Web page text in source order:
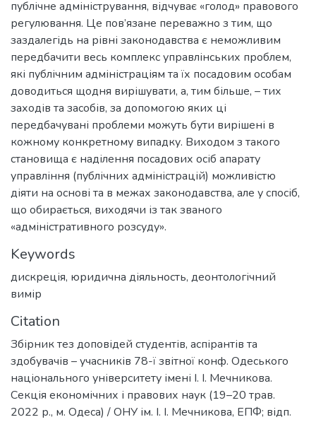
публічне адміністрування, відчуває «голод» правового
регулювання. Це пов’язане переважно з тим, що
заздалегідь на рівні законодавства є неможливим
передбачити весь комплекс управлінських проблем,
які публічним адміністраціям та їх посадовим особам
доводиться щодня вирішувати, а, тим більше, – тих
заходів та засобів, за допомогою яких ці
передбачувані проблеми можуть бути вирішені в
кожному конкретному випадку. Виходом з такого
становища є наділення посадових осіб апарату
управління (публічних адміністрацій) можливістю
діяти на основі та в межах законодавства, але у спосіб,
що обирається, виходячи із так званого
«адміністративного розсуду».
Keywords
дискреція, юридична діяльность, деонтологічний
вимір
Citation
Збірник тез доповідей студентів, аспірантів та
здобувачів – учасників 78-ї звітної конф. Одеського
національного університету імені І. І. Мечникова.
Секція економічних і правових наук (19–20 трав.
2022 р., м. Одеса) / ОНУ ім. І. І. Мечникова, ЕПФ; відп.